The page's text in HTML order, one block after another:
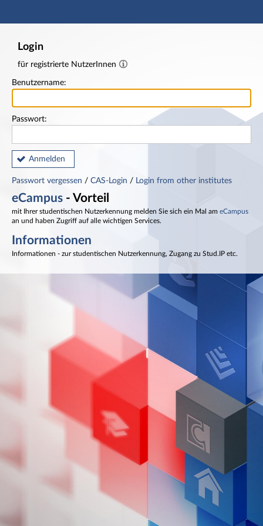
Hauptnavigation
Login
für registrierte NutzerInnen
Benutzername:
Passwort:
Anmelden
Passwort vergessen / CAS-Login / Login from other institutes
eCampus - Vorteil
mit Ihrer studentischen Nutzerkennung melden Sie sich ein Mal am eCampus
an und haben Zugriff auf alle wichtigen Services.
Informationen
Informationen - zur studentischen Nutzerkennung, Zugang zu Stud.IP etc.